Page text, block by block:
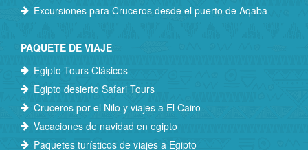
Excursiones para Cruceros desde el puerto de Aqaba
PAQUETE DE VIAJE
Egipto Tours Clásicos
Egipto desierto Safari Tours
Cruceros por el Nilo y viajes a El Cairo
Vacaciones de navidad en egipto
Paquetes turísticos de viajes a Egipto